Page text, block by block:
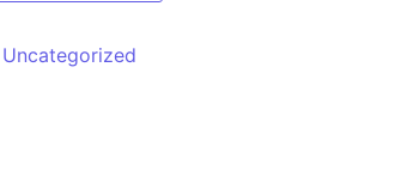
Uncategorized